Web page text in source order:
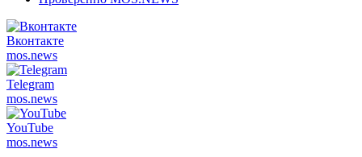
Вконтакте
mos.news
Telegram
mos.news
YouTube
mos.news